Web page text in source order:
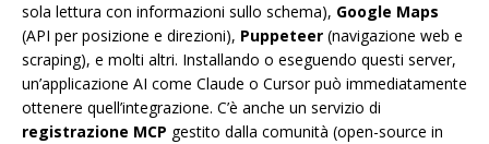
sola lettura con informazioni sullo schema), Google Maps
(API per posizione e direzioni), Puppeteer (navigazione web e
scraping), e molti altri. Installando o eseguendo questi server,
un’applicazione AI come Claude o Cursor può immediatamente
ottenere quell’integrazione. C’è anche un servizio di
registrazione MCP gestito dalla comunità (open-source in